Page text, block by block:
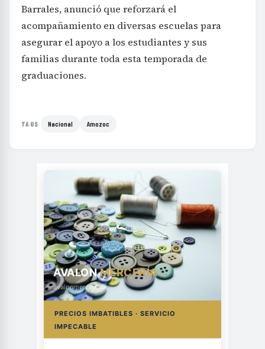
Barrales, anunció que reforzará el
acompañamiento en diversas escuelas para
asegurar el apoyo a los estudiantes y sus
familias durante toda esta temporada de
graduaciones.
TAGS Nacional Amozoc
AVALONMERCERÍA
avalonmerceria.es
PRECIOS IMBATIBLES · SERVICIO
IMPECABLE